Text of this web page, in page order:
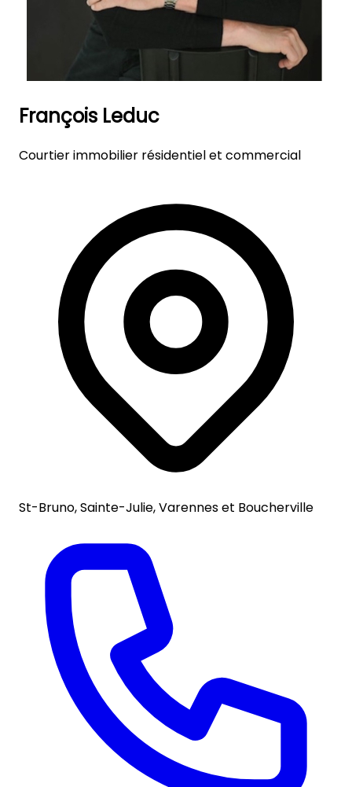
François Leduc
Courtier immobilier résidentiel et commercial
St-Bruno, Sainte-Julie, Varennes et Boucherville